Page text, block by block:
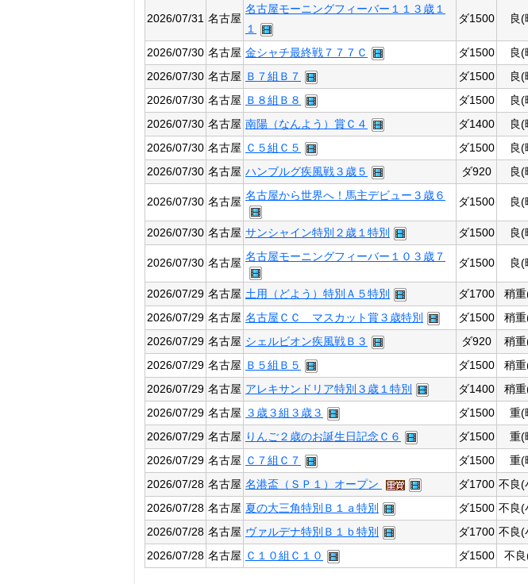
2026/07/31 名古屋
名古屋モーニングフィーバー１１３歳１
１
ダ1500 良(
2026/07/30 名古屋 金シャチ最終戦７７７Ｃ ダ1500 良(
2026/07/30 名古屋 Ｂ７組Ｂ７ ダ1500 良(
2026/07/30 名古屋 Ｂ８組Ｂ８ ダ1500 良(
2026/07/30 名古屋 南陽（なんよう）賞Ｃ４ ダ1400 良(
2026/07/30 名古屋 Ｃ５組Ｃ５ ダ1500 良(
2026/07/30 名古屋 ハンブルグ疾風戦３歳５ ダ920 良(
2026/07/30 名古屋 名古屋から世界へ！馬主デビュー３歳６ ダ1500 良(
2026/07/30 名古屋 サンシャイン特別２歳１特別 ダ1500 良(
2026/07/30 名古屋 名古屋モーニングフィーバー１０３歳７ ダ1500 良(
2026/07/29 名古屋 土用（どよう）特別Ａ５特別 ダ1700 稍
2026/07/29 名古屋 名古屋ＣＣ マスカット賞３歳特別 ダ1500 稍
2026/07/29 名古屋 シェルビオン疾風戦Ｂ３ ダ920 稍
2026/07/29 名古屋 Ｂ５組Ｂ５ ダ1500 稍
2026/07/29 名古屋 アレキサンドリア特別３歳１特別 ダ1400 稍
2026/07/29 名古屋 ３歳３組３歳３ ダ1500 重(
2026/07/29 名古屋 りんご２歳のお誕生日記念Ｃ６ ダ1500 重(
2026/07/29 名古屋 Ｃ７組Ｃ７ ダ1500 重(
2026/07/28 名古屋 名港盃（ＳＰ１）オープン ダ1700 不良(
2026/07/28 名古屋 夏の大三角特別Ｂ１ａ特別 ダ1500 不良(
2026/07/28 名古屋 ヴァルデナ特別Ｂ１ｂ特別 ダ1700 不良(
2026/07/28 名古屋 Ｃ１０組Ｃ１０ ダ1500 不